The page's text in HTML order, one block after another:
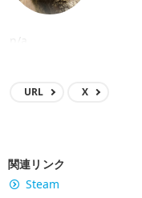
n/a
URL X
関連リンク
Steam